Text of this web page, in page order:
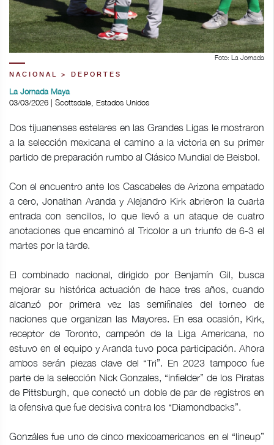
Foto: La Jornada
NACIONAL > DEPORTES
La Jornada Maya
03/03/2026 | Scottsdale, Estados Unidos
Dos tijuanenses estelares en las Grandes Ligas le mostraron
a la selección mexicana el camino a la victoria en su primer
partido de preparación rumbo al Clásico Mundial de Beisbol.
Con el encuentro ante los Cascabeles de Arizona empatado
a cero, Jonathan Aranda y Alejandro Kirk abrieron la cuarta
entrada con sencillos, lo que llevó a un ataque de cuatro
anotaciones que encaminó al Tricolor a un triunfo de 6-3 el
martes por la tarde.
El combinado nacional, dirigido por Benjamín Gil, busca
mejorar su histórica actuación de hace tres años, cuando
alcanzó por primera vez las semifinales del torneo de
naciones que organizan las Mayores. En esa ocasión, Kirk,
receptor de Toronto, campeón de la Liga Americana, no
estuvo en el equipo y Aranda tuvo poca participación. Ahora
ambos serán piezas clave del “Tri”. En 2023 tampoco fue
parte de la selección Nick Gonzales, “infielder” de los Piratas
de Pittsburgh, que conectó un doble de par de registros en
la ofensiva que fue decisiva contra los “Diamondbacks”.
Gonzáles fue uno de cinco mexicoamericanos en el “lineup”